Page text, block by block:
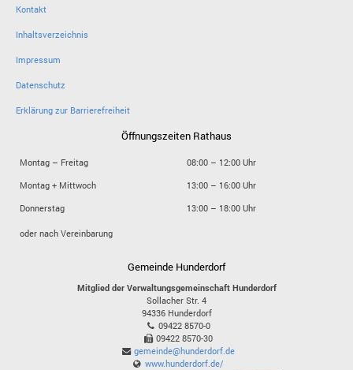
Kontakt
Inhaltsverzeichnis
Impressum
Datenschutz
Erklärung zur Barrierefreiheit
Öffnungszeiten Rathaus
Montag – Freitag
08:00 – 12:00 Uhr
Montag + Mittwoch
13:00 – 16:00 Uhr
Donnerstag
13:00 – 18:00 Uhr
oder nach Vereinbarung
Gemeinde Hunderdorf
Mitglied der Verwaltungsgemeinschaft Hunderdorf
Sollacher Str. 4
94336 Hunderdorf
09422 8570-0
09422 8570-30
gemeinde@hunderdorf.de
www.hunderdorf.de/